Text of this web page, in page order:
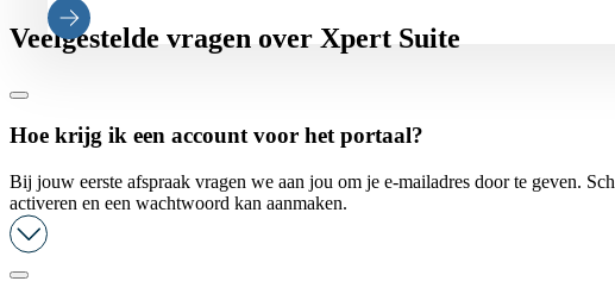
Veelgestelde vragen over Xpert Suite
Hoe krijg ik een account voor het portaal?
Bij jouw eerste afspraak vragen we aan jou om je e-mailadres door te geven.
activeren en een wachtwoord kan aanmaken.